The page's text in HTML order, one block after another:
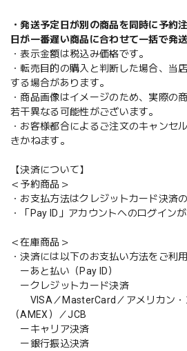
・発送予定日が別の商品を同時に予約
日が一番遅い商品に合わせて一括で発
・表示金額は税込み価格です。
・転売目的の購入と判断した場合、当
する場合があります。
・商品画像はイメージのため、実際の
若干異なる可能性がございます。
・お客様都合によるご注文のキャンセ
きかねます。
【決済について】
＜予約商品＞
・お支払方法はクレジットカード決済
・「Pay ID」アカウントへのログイン
＜在庫商品＞
・決済には以下のお支払い方法をご利
ーあと払い（Pay ID）
ークレジットカード決済
VISA／MasterCard／アメリカン・
（AMEX）／JCB
ーキャリア決済
ー銀行振込決済